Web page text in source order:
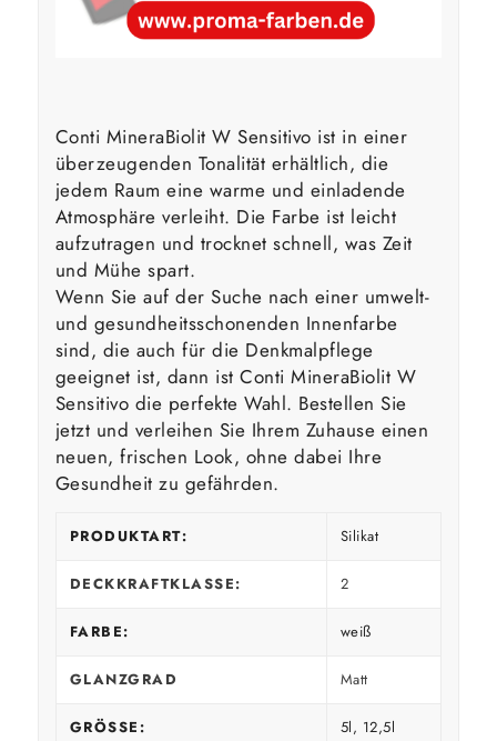
Conti MineraBiolit W Sensitivo ist in einer
überzeugenden Tonalität erhältlich, die
jedem Raum eine warme und einladende
Atmosphäre verleiht. Die Farbe ist leicht
aufzutragen und trocknet schnell, was Zeit
und Mühe spart.
Wenn Sie auf der Suche nach einer umwelt-
und gesundheitsschonenden Innenfarbe
sind, die auch für die Denkmalpflege
geeignet ist, dann ist Conti MineraBiolit W
Sensitivo die perfekte Wahl. Bestellen Sie
jetzt und verleihen Sie Ihrem Zuhause einen
neuen, frischen Look, ohne dabei Ihre
Gesundheit zu gefährden.
PRODUKTART: Silikat
DECKKRAFTKLASSE: 2
FARBE: weiß
GLANZGRAD Matt
GRÖSSE: 5l, 12,5l